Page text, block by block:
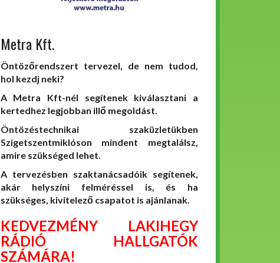
Metra Kft.
Öntözőrendszert tervezel, de nem tudod,
hol kezdj neki?
A Metra Kft-nél segítenek kiválasztani a
kertedhez legjobban illő megoldást.
Öntözéstechnikai szaküzletükben
Szigetszentmiklóson mindent megtalálsz,
amire szükséged lehet.
A tervezésben szaktanácsadóik segítenek,
akár helyszíni felméréssel is, és ha
szükséges, kivitelező csapatot is ajánlanak.
KEDVEZMÉNY LAKIHEGY
RÁDIÓ HALLGATÓK
SZÁMÁRA!